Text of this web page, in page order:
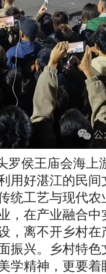
罗侯王庙会海上
用好湛江的民
统工艺与现代
，在产业融合
，离不开乡村在
振兴。乡村特
学精神，更要